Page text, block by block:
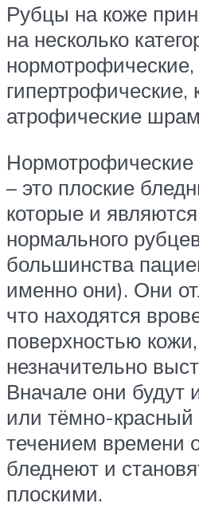
Рубцы на коже
на несколько
нормотрофические,
гипертрофические,
атрофические
– это плоские
которые и
нормального
большинства
именно они). Они
что находятся
поверхностью
незначительно
Вначале они будут
или тёмно-красный
течением времени
бледнеют и
плоскими.